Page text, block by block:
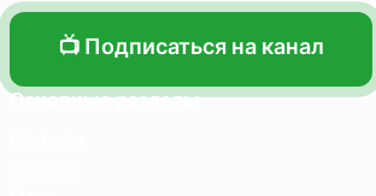
📺 Подписаться на канал
Основные разделы